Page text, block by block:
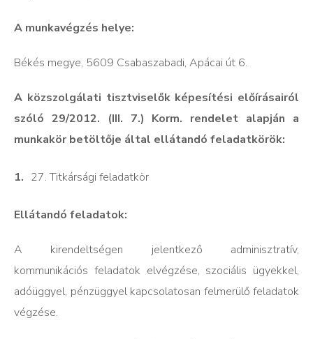
A munkavégzés helye:
Békés megye, 5609 Csabaszabadi, Apácai út 6.
A közszolgálati tisztviselők képesítési előírásairól
szóló 29/2012. (III. 7.) Korm. rendelet alapján a
munkakör betöltője által ellátandó feladatkörök:
27. Titkársági feladatkör
Ellátandó feladatok:
A kirendeltségen jelentkező adminisztratív,
kommunikációs feladatok elvégzése, szociális ügyekkel,
adóüggyel, pénzüggyel kapcsolatosan felmerülő feladatok
végzése.